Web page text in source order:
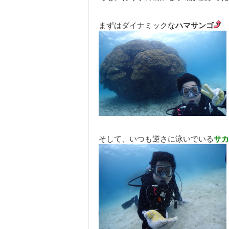
まずはダイナミックなハマサンゴ
そして、いつも逆さに泳いでいるサ